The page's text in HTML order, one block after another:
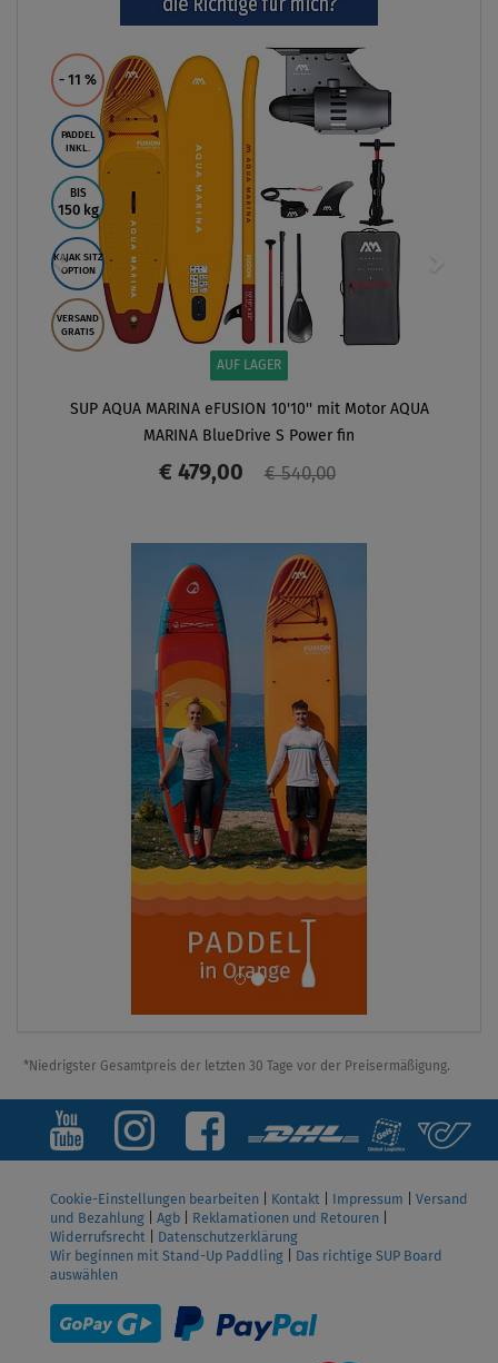
- 11 %
PADDEL
INKL.
BIS
150 kg
KAJAK SITZ
OPTION
VERSAND
GRATIS
AUF LAGER
SUP AQUA MARINA eFUSION 10'10'' mit Motor AQUA
MARINA BlueDrive S Power fin
€ 479,00 € 540,00
*Niedrigster Gesamtpreis der letzten 30 Tage vor der Preisermäßigung.
Cookie-Einstellungen bearbeiten Kontakt Impressum
Versand
und Bezahlung
Agb Reklamationen und Retouren
Widerrufsrecht
Datenschutzerklärung
Wir beginnen mit Stand-Up Paddling
Das richtige SUP Board
auswählen